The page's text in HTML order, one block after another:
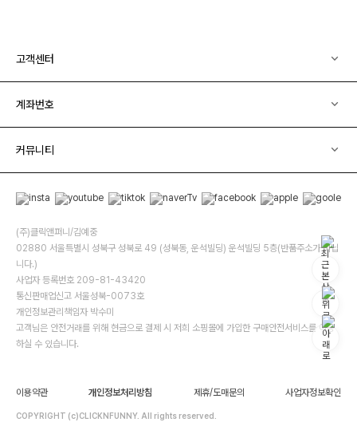
고객센터
계좌번호
커뮤니티
(주)클릭앤퍼니/김예중
02880 서울특별시 성북구 성북로 49 (성북동, 운석빌딩) 운석빌딩 5층(반품주소가 아닙
니다.)
사업자 등록번호 209-81-43420
통신판매업신고 서울성북-0073호
개인정보관리책임자 박수미
고객님은 안전거래를 위해 현금으로 결제 시 저희 소핑몰에 가입한 구매안전서비스를 이용
하실 수 있습니다.
이용약관 개인정보처리방침 제휴/도매문의 사업자정보확인
COPYRIGHT (c)CLICKNFUNNY. All rights reserved.